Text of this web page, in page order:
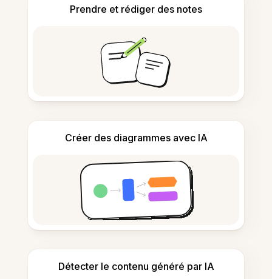
Prendre et rédiger des notes
Créer des diagrammes avec IA
Détecter le contenu généré par IA